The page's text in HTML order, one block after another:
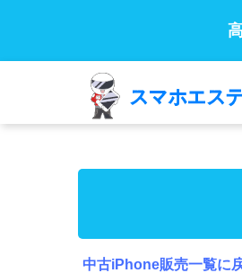
中古iPhone販売一覧に